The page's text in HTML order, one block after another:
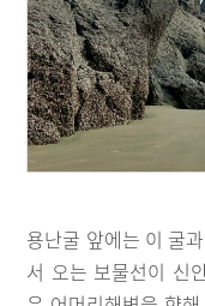
용난굴 앞에는 이 굴
서 오는 보물선이 신